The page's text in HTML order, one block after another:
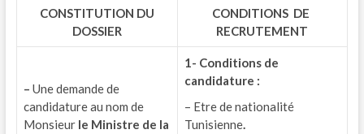
CONSTITUTION DU
DOSSIER
CONDITIONS DE
RECRUTEMENT
– Une demande de
candidature au nom de
Monsieur le Ministre de la
1- Conditions de
candidature :
– Etre de nationalité
Tunisienne.